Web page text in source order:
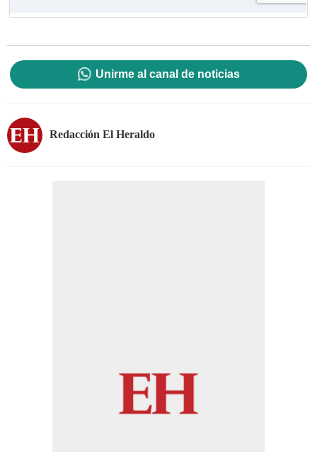
Unirme al canal de noticias
Redacción El Heraldo